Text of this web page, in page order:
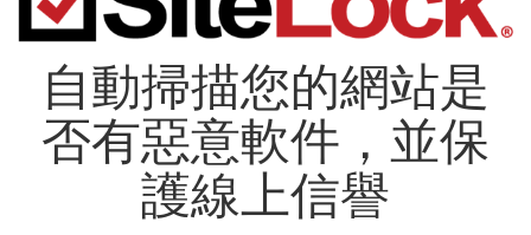
自動掃描您的網站是
否有惡意軟件，並保
護線上信譽